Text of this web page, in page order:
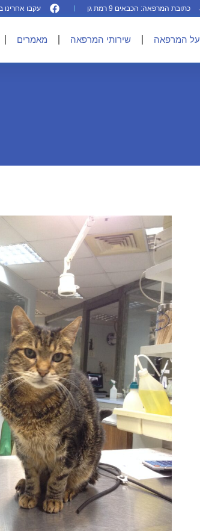
כתובת המרפאה: הכבאים 9 רמת גן עקבו אחרינו
על המרפאה שירותי המרפאה מאמרים